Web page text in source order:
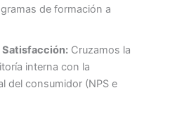
de formación a
Satisfacción: Cruzamos la
interna con la
del consumidor (NPS e